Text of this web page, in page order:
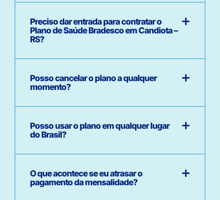
Preciso dar entrada para contratar o
Plano de Saúde Bradesco em Candiota –
RS?
Posso cancelar o plano a qualquer
momento?
Posso usar o plano em qualquer lugar
do Brasil?
O que acontece se eu atrasar o
pagamento da mensalidade?